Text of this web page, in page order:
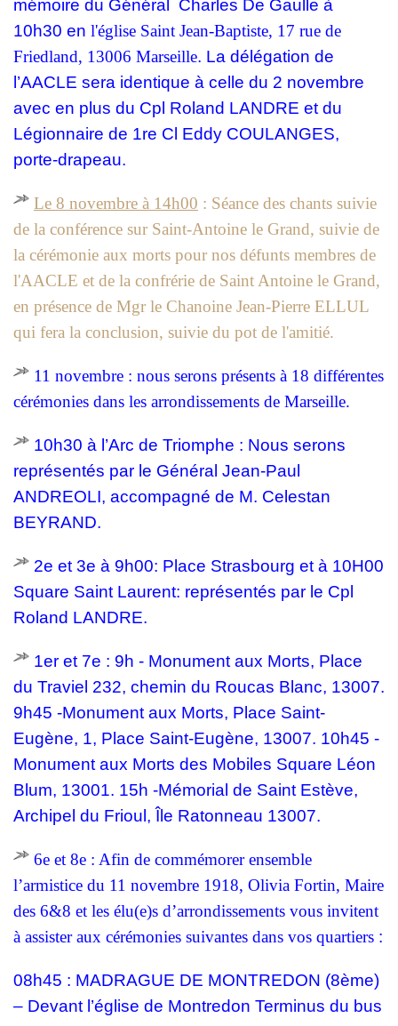
mémoire du Général Charles De Gaulle à
10h30 en l'église Saint Jean-Baptiste, 17 rue de
Friedland, 13006 Marseille. La délégation de
l’AACLE sera identique à celle du 2 novembre
avec en plus du Cpl Roland LANDRE et du
Légionnaire de 1re Cl Eddy COULANGES,
porte-drapeau.
Le 8 novembre à 14h00 : Séance des chants suivie
de la conférence sur Saint-Antoine le Grand, suivie de
la cérémonie aux morts pour nos défunts membres de
l'AACLE et de la confrérie de Saint Antoine le Grand,
en présence de Mgr le Chanoine Jean-Pierre ELLUL
qui fera la conclusion, suivie du pot de l'amitié.
11 novembre : nous serons présents à 18 différentes
cérémonies dans les arrondissements de Marseille.
10h30 à l’Arc de Triomphe : Nous serons
représentés par le Général Jean-Paul
ANDREOLI, accompagné de M. Celestan
BEYRAND.
2e et 3e à 9h00: Place Strasbourg et à 10H00
Square Saint Laurent: représentés par le Cpl
Roland LANDRE.
1er et 7e : 9h - Monument aux Morts, Place
du Traviel 232, chemin du Roucas Blanc, 13007.
9h45 -Monument aux Morts, Place Saint-
Eugène, 1, Place Saint-Eugène, 13007. 10h45 -
Monument aux Morts des Mobiles Square Léon
Blum, 13001. 15h -Mémorial de Saint Estève,
Archipel du Frioul, Île Ratonneau 13007.
6e et 8e : Afin de commémorer ensemble
l’armistice du 11 novembre 1918, Olivia Fortin, Maire
des 6&8 et les élu(e)s d’arrondissements vous invitent
à assister aux cérémonies suivantes dans vos quartiers :
08h45 : MADRAGUE DE MONTREDON (8ème)
– Devant l’église de Montredon Terminus du bus